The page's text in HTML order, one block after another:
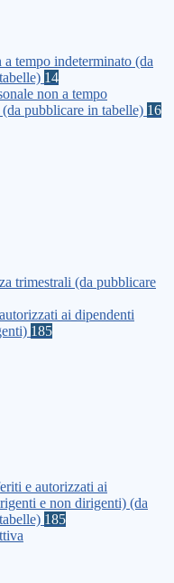
a tempo indeterminato (da
14
non a tempo
pubblicare in tabelle) 16
trimestrali (da pubblicare
ai dipendenti
185
e autorizzati ai
e non dirigenti) (da
185